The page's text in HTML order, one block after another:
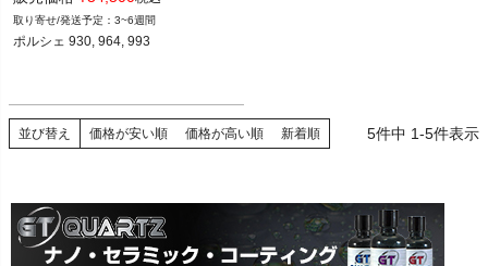
ORG
12ADS SKU: 無
3~6週間
ポルシェ 930, 964, 993
並び替え 価格が安い順 価格が高い順 新着順 5件中 1-5件表示